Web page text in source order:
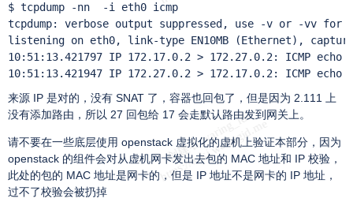
$ tcpdump -nn  -i eth0 icmp
tcpdump: verbose output suppressed, use -v or -vv for
listening on eth0, link-type EN10MB (Ethernet),
10:51:13.421797 IP 172.17.0.2 > 172.27.0.2: ICMP
10:51:13.421947 IP 172.27.0.2 > 172.17.0.2: ICMP
来源 IP 是对的，没有 SNAT 了，容器也回包了，但是因为 2.111 上
没有添加路由，所以 27 回包给 17 会走默认路由发到网关上。
请不要在一些底层使用 openstack 虚拟化的虚机上验证本部分，因为
openstack 的组件会对从虚机网卡发出去包的 MAC 地址和 IP 校验，
此处的包的 MAC 地址是网卡的，但是 IP 地址不是网卡的 IP 地址，
过不了校验会被扔掉